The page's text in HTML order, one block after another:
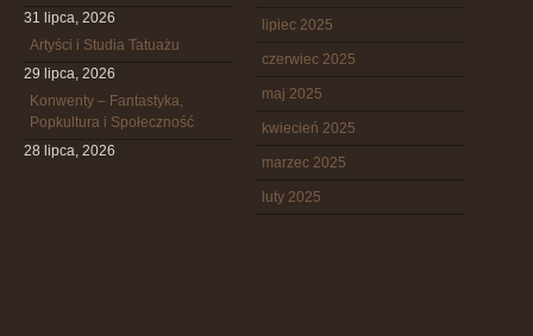
31 lipca, 2026
Artyści i Studia Tatuażu
29 lipca, 2026
Konwenty – Fantastyka,
Popkultura i Społeczność
28 lipca, 2026
lipiec 2025
czerwiec 2025
maj 2025
kwiecień 2025
marzec 2025
luty 2025